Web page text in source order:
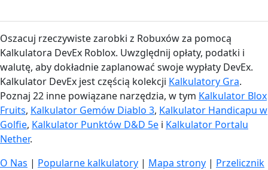
Oszacuj rzeczywiste zarobki z Robuxów za pomocą
Kalkulatora DevEx Roblox. Uwzględnij opłaty, podatki i
walutę, aby dokładnie zaplanować swoje wypłaty DevEx.
Kalkulator DevEx jest częścią kolekcji Kalkulatory Gra.
Poznaj 22 inne powiązane narzędzia, w tym Kalkulator Blox
Fruits, Kalkulator Gemów Diablo 3, Kalkulator Handicapu w
Golfie, Kalkulator Punktów D&D 5e i Kalkulator Portalu
Nether.
O Nas | Popularne kalkulatory | Mapa strony | Przelicznik